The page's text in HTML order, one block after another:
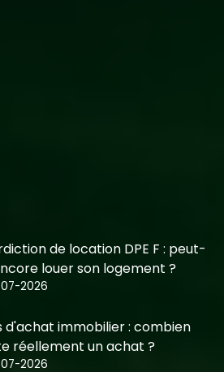
de location DPE F : peut-
louer son logement ?
2026
d'achat immobilier : combien
réellement un achat ?
2026